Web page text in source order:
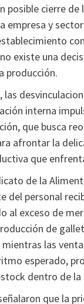
posible cierre de
empresa y
existe una
producción.
las
interna
que busca
afrontar la
que
de la
del personal
al exceso de
de
las
esperado,
dentro de la
que la